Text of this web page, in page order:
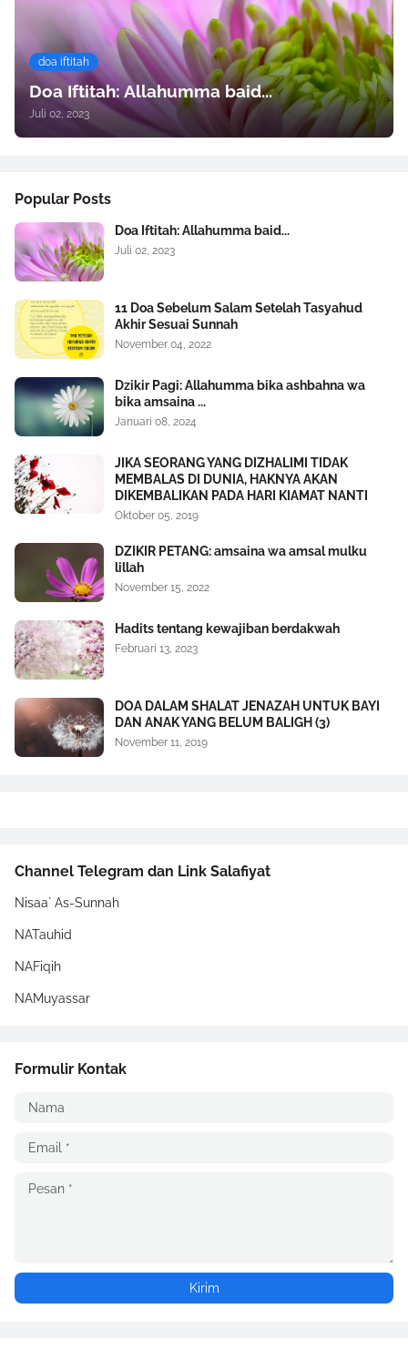
doa iftitah
Doa Iftitah: Allahumma baid...
Juli 02, 2023
Popular Posts
Doa Iftitah: Allahumma baid...
Juli 02, 2023
11 Doa Sebelum Salam Setelah Tasyahud
Akhir Sesuai Sunnah
November 04, 2022
Dzikir Pagi: Allahumma bika ashbahna wa
bika amsaina ...
Januari 08, 2024
JIKA SEORANG YANG DIZHALIMI TIDAK
MEMBALAS DI DUNIA, HAKNYA AKAN
DIKEMBALIKAN PADA HARI KIAMAT NANTI
Oktober 05, 2019
DZIKIR PETANG: amsaina wa amsal mulku
lillah
November 15, 2022
Hadits tentang kewajiban berdakwah
Februari 13, 2023
DOA DALAM SHALAT JENAZAH UNTUK BAYI
DAN ANAK YANG BELUM BALIGH (3)
November 11, 2019
Channel Telegram dan Link Salafiyat
Nisaa` As-Sunnah
NATauhid
NAFiqih
NAMuyassar
Formulir Kontak